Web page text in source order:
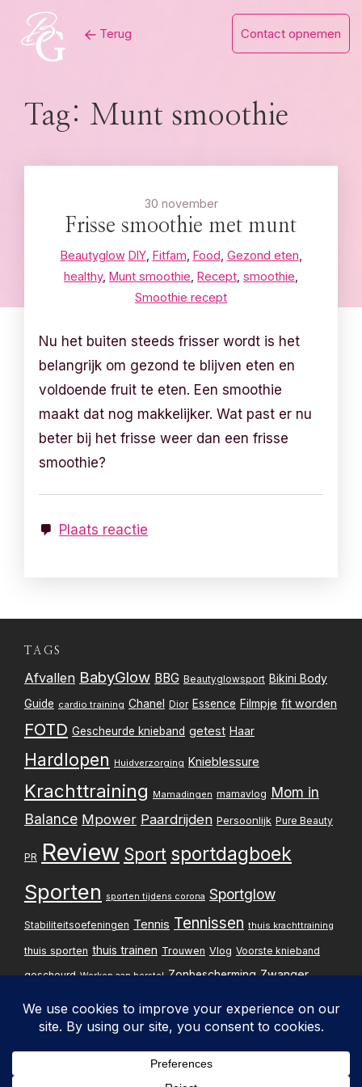
content
Terug Contact opnemen
Tag: Munt smoothie
30 november
Frisse smoothie met munt
Beautyglow DIY, Fitfam Food Gezond eten
healthy, Munt smoothie Recept smoothie
Smoothie recept
Nu het buiten steeds frisser wordt is het
belangrijk om gezond te blijven eten en
voldoende fruit te eten. Een smoothie
maakt dat nog makkelijker. Wat past er nu
beter bij het frisse weer dan een frisse
smoothie?
Plaats reactie
TAGS
Afvallen BabyGlow BBG Beautyglowsport Bikini Body
Guide cardio training Chanel Dior Essence Filmpje fit worden
FOTD Gescheurde knieband getest Haar
Hardlopen Huidverzorging Knieblessure
Krachttraining Mamadingen mamavlog Mom in
Balance Mpower Paardrijden Persoonlijk Pure Beauty
PR Review Sport sportdagboek
Sporten sporten tijdens corona Sportglow
Stabiliteitsoefeningen Tennis Tennissen thuis krachttraining
thuis sporten thuis trainen Trouwen Vlog Voorste knieband
gescheurd Werken aan herstel Zonbescherming Zwanger